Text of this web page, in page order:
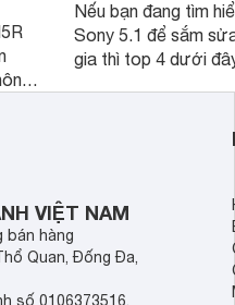
là
Nếu bạn đang tìm
Sony 5.1 để sắm
gia thì top 4 dưới
VIỆT NAM
bán hàng
Quan, Đống Đa,
số 0106373516,